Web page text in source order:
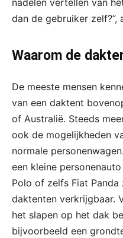
nadelen vertellen van
dan de gebruiker zelf?”,
Waarom de
De meeste mensen
van een daktent
of Australië. Steeds
ook de mogelijkheden
normale
een kleine
Polo of zelfs Fiat
daktenten verkrijgbaar.
het slapen op het dak
bijvoorbeeld een